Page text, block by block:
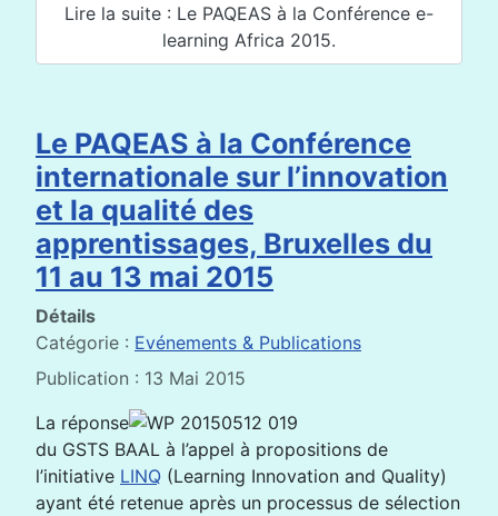
Lire la suite : Le PAQEAS à la Conférence e-
learning Africa 2015.
Le PAQEAS à la Conférence
internationale sur l’innovation
et la qualité des
apprentissages, Bruxelles du
11 au 13 mai 2015
Détails
Catégorie : Evénements & Publications
Publication : 13 Mai 2015
La réponse
du GSTS BAAL à l’appel à propositions de
l’initiative LINQ (Learning Innovation and Quality)
ayant été retenue après un processus de sélection